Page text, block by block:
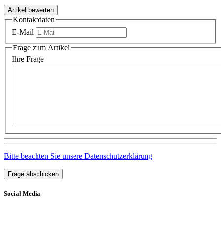
Kontaktdaten
E-Mail
Frage zum Artikel
Ihre Frage
Bitte beachten Sie unsere Datenschutzerklärung
Frage abschicken
Social Media